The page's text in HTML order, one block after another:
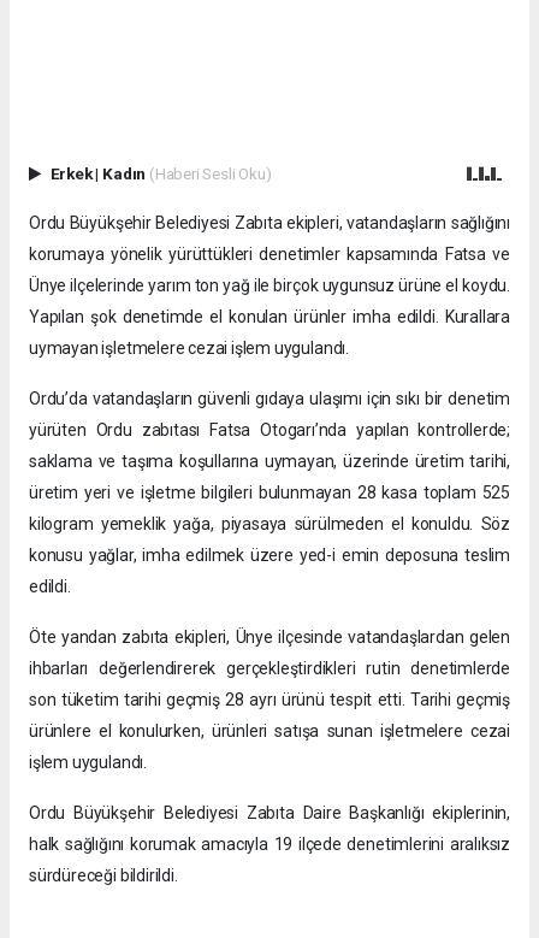
Erkek| Kadın (Haberi Sesli Oku)
Ordu Büyükşehir Belediyesi Zabıta ekipleri, vatandaşların sağlığını
korumaya yönelik yürüttükleri denetimler kapsamında Fatsa ve
Ünye ilçelerinde yarım ton yağ ile birçok uygunsuz ürüne el koydu.
Yapılan şok denetimde el konulan ürünler imha edildi. Kurallara
uymayan işletmelere cezai işlem uygulandı.
Ordu’da vatandaşların güvenli gıdaya ulaşımı için sıkı bir denetim
yürüten Ordu zabıtası Fatsa Otogarı’nda yapılan kontrollerde;
saklama ve taşıma koşullarına uymayan, üzerinde üretim tarihi,
üretim yeri ve işletme bilgileri bulunmayan 28 kasa toplam 525
kilogram yemeklik yağa, piyasaya sürülmeden el konuldu. Söz
konusu yağlar, imha edilmek üzere yed-i emin deposuna teslim
edildi.
Öte yandan zabıta ekipleri, Ünye ilçesinde vatandaşlardan gelen
ihbarları değerlendirerek gerçekleştirdikleri rutin denetimlerde
son tüketim tarihi geçmiş 28 ayrı ürünü tespit etti. Tarihi geçmiş
ürünlere el konulurken, ürünleri satışa sunan işletmelere cezai
işlem uygulandı.
Ordu Büyükşehir Belediyesi Zabıta Daire Başkanlığı ekiplerinin,
halk sağlığını korumak amacıyla 19 ilçede denetimlerini aralıksız
sürdüreceği bildirildi.